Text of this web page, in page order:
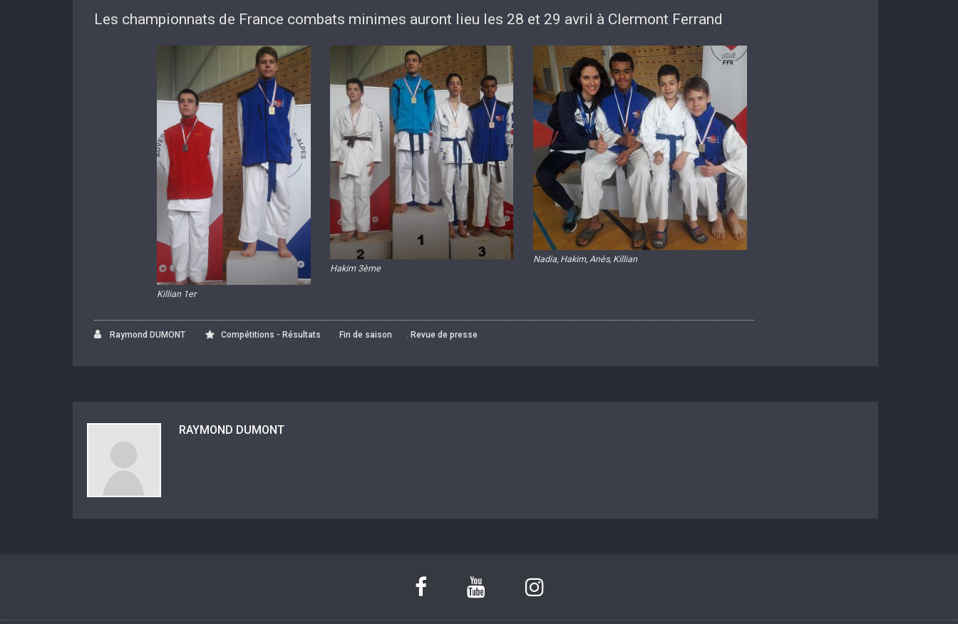
Les championnats de France combats minimes auront lieu les 28 et 29 avril à Clermont Ferrand
Nadia, Hakim, Anès, Killian
Hakim 3ème
Killian 1er
Raymond DUMONT Compétitions - Résultats , Fin de saison , Revue de presse
RAYMOND DUMONT